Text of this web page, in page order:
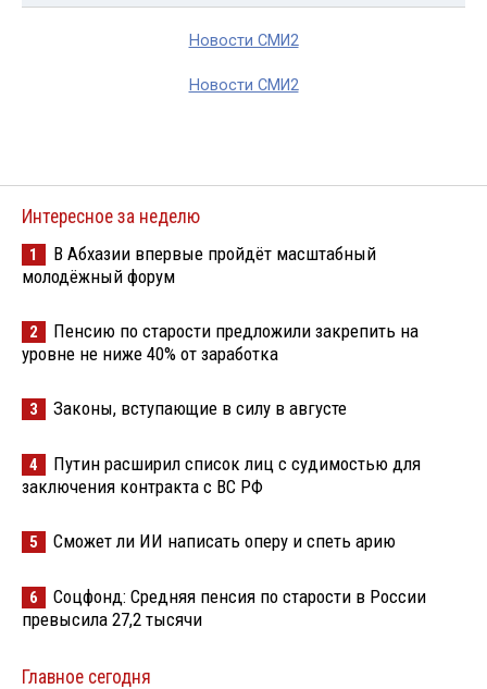
Новости СМИ2
Новости СМИ2
Интересное за неделю
1
В Абхазии впервые пройдёт масштабный
молодёжный форум
2
Пенсию по старости предложили закрепить на
уровне не ниже 40% от заработка
3 Законы, вступающие в силу в августе
4
Путин расширил список лиц с судимостью для
заключения контракта с ВС РФ
5 Сможет ли ИИ написать оперу и спеть арию
6
Соцфонд: Средняя пенсия по старости в России
превысила 27,2 тысячи
Главное сегодня